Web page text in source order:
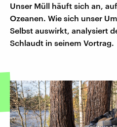
Unser Müll häuft sich an,
Ozeanen. Wie sich unser
Selbst auswirkt, analysiert
Schlaudt in seinem Vortrag.